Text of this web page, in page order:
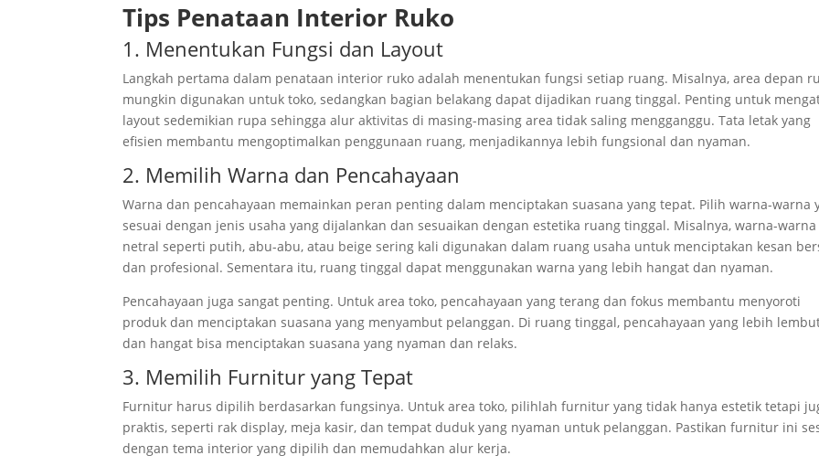
Tips Penataan Interior Ruko
1. Menentukan Fungsi dan Layout
Langkah pertama dalam penataan interior ruko adalah menentukan fungsi setiap ruang. Misalnya, area depan
mungkin digunakan untuk toko, sedangkan bagian belakang dapat dijadikan ruang tinggal. Penting untuk
layout sedemikian rupa sehingga alur aktivitas di masing-masing area tidak saling mengganggu. Tata letak yang
efisien membantu mengoptimalkan penggunaan ruang, menjadikannya lebih fungsional dan nyaman.
2. Memilih Warna dan Pencahayaan
Warna dan pencahayaan memainkan peran penting dalam menciptakan suasana yang tepat. Pilih warna-warna
sesuai dengan jenis usaha yang dijalankan dan sesuaikan dengan estetika ruang tinggal. Misalnya, warna-warna
netral seperti putih, abu-abu, atau beige sering kali digunakan dalam ruang usaha untuk menciptakan kesan
dan profesional. Sementara itu, ruang tinggal dapat menggunakan warna yang lebih hangat dan nyaman.
Pencahayaan juga sangat penting. Untuk area toko, pencahayaan yang terang dan fokus membantu menyoroti
produk dan menciptakan suasana yang menyambut pelanggan. Di ruang tinggal, pencahayaan yang lebih
dan hangat bisa menciptakan suasana yang nyaman dan relaks.
3. Memilih Furnitur yang Tepat
Furnitur harus dipilih berdasarkan fungsinya. Untuk area toko, pilihlah furnitur yang tidak hanya estetik tetapi
praktis, seperti rak display, meja kasir, dan tempat duduk yang nyaman untuk pelanggan. Pastikan furnitur ini
dengan tema interior yang dipilih dan memudahkan alur kerja.